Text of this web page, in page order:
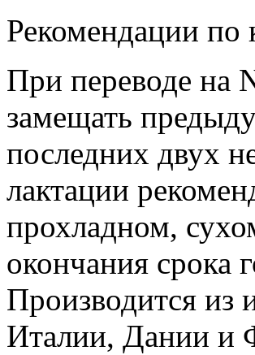
Рекомендации
При переводе на
замещать
последних двух
лактации
прохладном,
окончания срока
Производится из
Италии, Дании и